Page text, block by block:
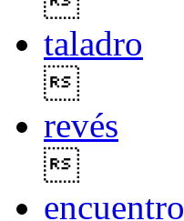
taladro
revés
encuentro